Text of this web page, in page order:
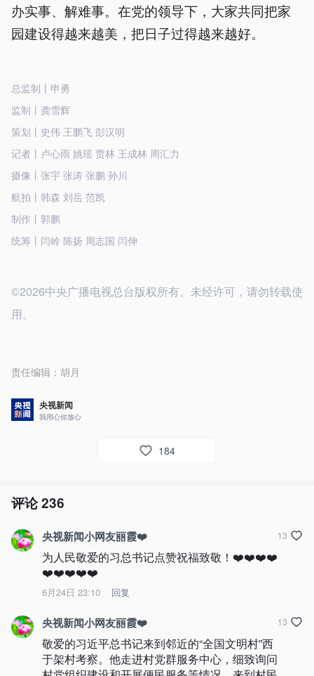
办实事、解难事。在党的领导下，大家共同把家
园建设得越来越美，把日子过得越来越好。
总监制丨申勇
监制丨龚雪辉
策划丨史伟 王鹏飞 彭汉明
记者丨卢心雨 姚瑶 贾林 王成林 周汇力
摄像丨张宇 张涛 张鹏 孙川
航拍丨韩森 刘岳 范凯
制作丨郭鹏
统筹丨闫岭 陈扬 周志国 闫伸
©2026中央广播电视总台版权所有。未经许可，请勿转载使
用。
责任编辑： 胡月
央视新闻
我用心你放心
184
评论236
央视新闻小网友丽霞❤️
为人民敬爱的习总书记点赞祝福致敬！❤️❤️❤️❤️
❤️❤️❤️❤️❤️
6月24日 23:10 回复
13
央视新闻小网友丽霞❤️
敬爱的习近平总书记来到邻近的“全国文明村”西
于架村考察。他走进村党群服务中心，细致询问
13